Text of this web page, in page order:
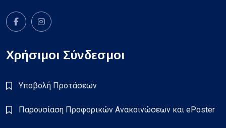
Χρήσιμοι Σύνδεσμοι
Υποβολή Προτάσεων
Παρουσίαση Προφορικών Ανακοινώσεων και ePoster